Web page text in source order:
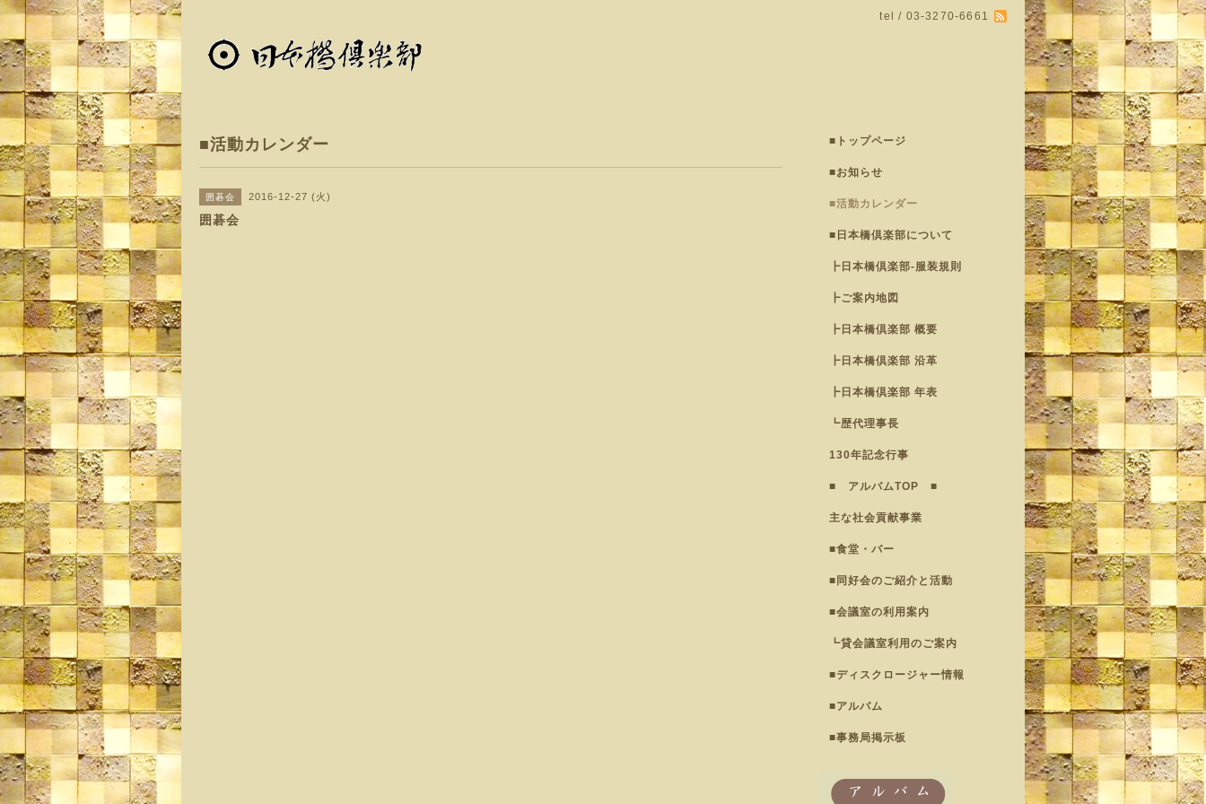
tel / 03-3270-6661
■活動カレンダー
囲碁会 2016-12-27 (火)
囲碁会
■トップページ
■お知らせ
■活動カレンダー
■日本橋倶楽部について
┣日本橋倶楽部-服装規則
┣ご案内地図
┣日本橋倶楽部 概要
┣日本橋倶楽部 沿革
┣日本橋倶楽部 年表
┗歴代理事長
130年記念行事
■ アルバムTOP ■
主な社会貢献事業
■食堂・バー
■同好会のご紹介と活動
■会議室の利用案内
┗貸会議室利用のご案内
■ディスクロージャー情報
■アルバム
■事務局掲示板